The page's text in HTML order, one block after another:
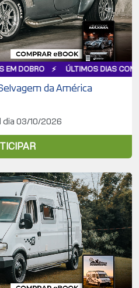
ÚLTIMOS DIAS COM NÚMEROS EM
da América
dia 03/10/2026